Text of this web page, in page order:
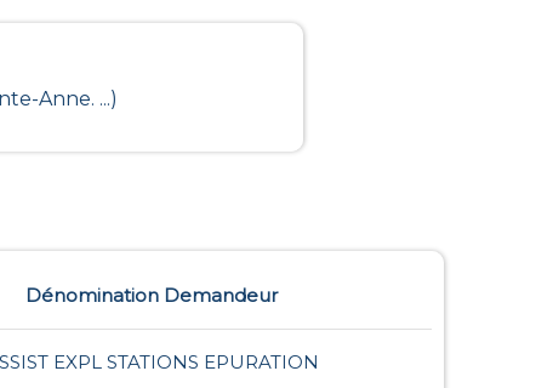
Anne. ...)
Dénomination Demandeur
EXPL STATIONS EPURATION